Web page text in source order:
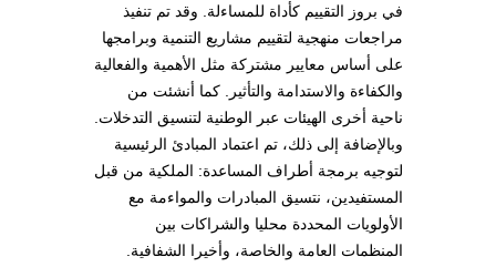
في بروز التقييم كأداة للمساءلة. وقد تم تنفيذ
مراجعات منهجية لتقييم مشاريع التنمية وبرامجها
على أساس معايير مشتركة مثل الأهمية والفعالية
والكفاءة والاستدامة والتأثير. كما أنشئت من
ناحية أخرى الهيئات عبر الوطنية لتنسيق التدخلات.
وبالإضافة إلى ذلك، تم اعتماد المبادئ الرئيسية
لتوجيه برمجة أطراف المساعدة: الملكية من قبل
المستفيدين، نتسيق المبادرات والمواءمة مع
الأولويات المحددة محليا والشراكات بين
المنظمات العامة والخاصة، وأخيرا الشفافية.